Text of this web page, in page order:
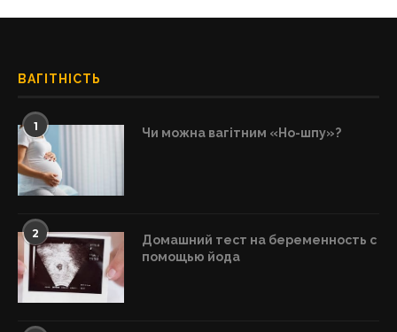
ВАГІТНІСТЬ
1 Чи можна вагітним «Но-шпу»?
2
Домашний тест на беременность с
помощью йода